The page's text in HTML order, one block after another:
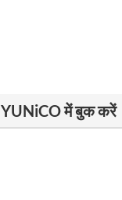
YUNiCO में बुक करें